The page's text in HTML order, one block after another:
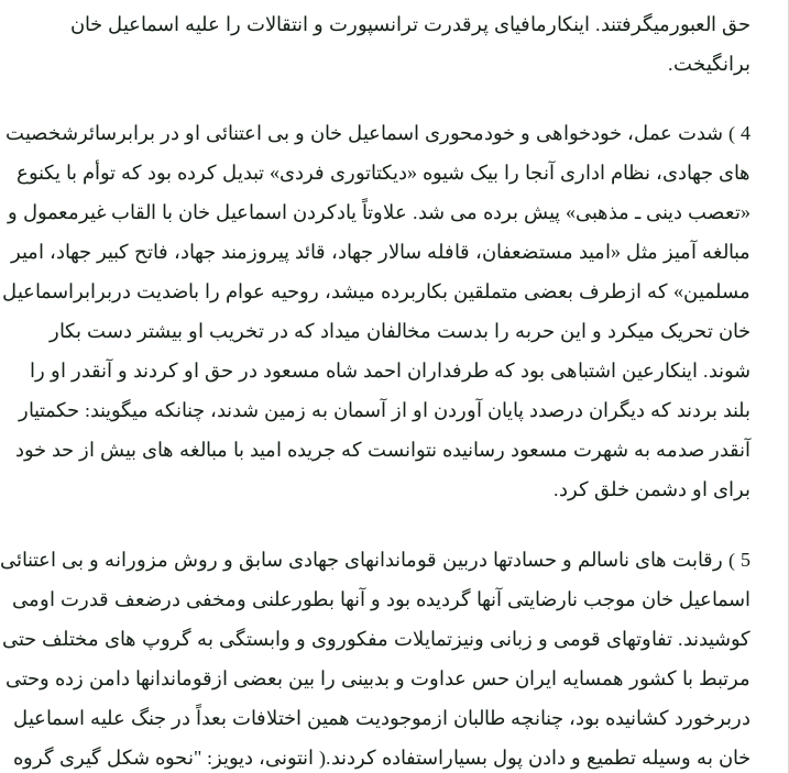
حق العبورمیگرفتند. اینکارمافیای پرقدرت ترانسپورت و انتقالات را علیه اسماعیل خان
برانگیخت.
4 ) شدت عمل، خودخواهی و خودمحوری اسماعیل خان و بی اعتنائی او در برابرسائرشخصیت
های جهادی، نظام اداری آنجا را بیک شیوه «دیکتاتوری فردی» تبدیل کرده بود که توأم با یکنوع
«تعصب دینی ـ مذهبی» پیش برده می شد. علاوتاً یادکردن اسماعیل خان با القاب غیرمعمول و
مبالغه آمیز مثل «امید مستضعفان، قافله سالار جهاد، قائد پیروزمند جهاد، فاتح کبیر جهاد، امیر
مسلمین» که ازطرف بعضی متملقین بکاربرده میشد، روحیه عوام را باضدیت دربرابراسماعیل
خان تحریک میکرد و این حربه را بدست مخالفان میداد که در تخریب او بیشتر دست بکار
شوند. اینکارعین اشتباهی بود که طرفداران احمد شاه مسعود در حق او کردند و آنقدر او را
بلند بردند که دیگران درصدد پایان آوردن او از آسمان به زمین شدند، چنانکه میگویند: حکمتیار
آنقدر صدمه به شهرت مسعود رسانیده نتوانست که جریده امید با مبالغه های بیش از حد خود
برای او دشمن خلق کرد.
5 ) رقابت های ناسالم و حسادتها دربین قوماندانهای جهادی سابق و روش مزورانه و بی اعتنائی
اسماعیل خان موجب نارضایتی آنها گردیده بود و آنها بطورعلنی ومخفی درضعف قدرت اومی
کوشیدند. تفاوتهای قومی و زبانی ونیزتمایلات مفکوروی و وابستگی به گروپ های مختلف حتی
مرتبط با کشور همسایه ایران حس عداوت و بدبینی را بین بعضی ازقوماندانها دامن زده وحتی
دربرخورد کشانیده بود، چنانچه طالبان ازموجودیت همین اختلافات بعداً در جنگ علیه اسماعیل
خان به وسیله تطمیع و دادن پول بسیاراستفاده کردند.( انتونی، دیویز: "نحوه شکل گیری گروه